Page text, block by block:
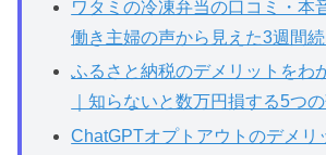
ワタミの冷凍弁当の口コミ・本
働き主婦の声から見えた3週間
ふるさと納税のデメリットをわ
｜知らないと数万円損する5つ
ChatGPTオプトアウトのデメリ